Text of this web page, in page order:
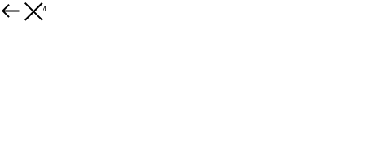
К товарам